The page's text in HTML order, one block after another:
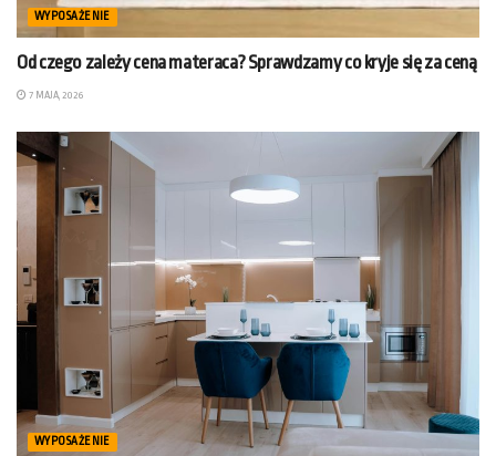
WYPOSAŻENIE
Od czego zależy cena materaca? Sprawdzamy co kryje się za ceną
7 MAJA, 2026
WYPOSAŻENIE